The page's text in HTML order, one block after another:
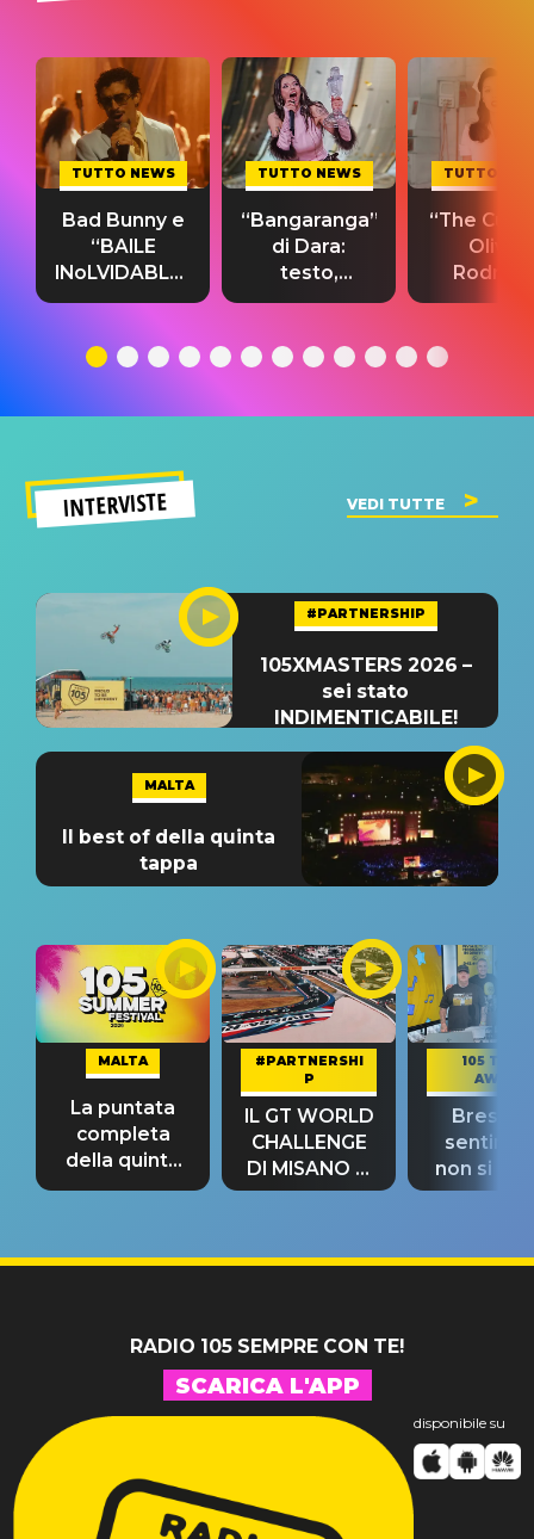
TUTTO NEWS
Bad Bunny e
“BAILE
INoLVIDABLE”:
testo,
significato
TUTTO NEWS
“Bangaranga”
di Dara:
testo,
traduzione e
del singolo
TUTTO
“The
Olivia
testo,
INTERVISTE VEDI TUTTE
#PARTNERSHIP
105XMASTERS 2026 –
sei stato
INDIMENTICABILE!
MALTA
Il best of della quinta
tappa
MALTA
La puntata
completa
della quinta
tappa
#PARTNERSHI
P
IL GT WORLD
CHALLENGE
DI MISANO si
riconferma
105 TAKE
AWAY
Bresh:
non si
fino alla
RADIO 105 SEMPRE CON TE!
SCARICA L'APP
disponibile su